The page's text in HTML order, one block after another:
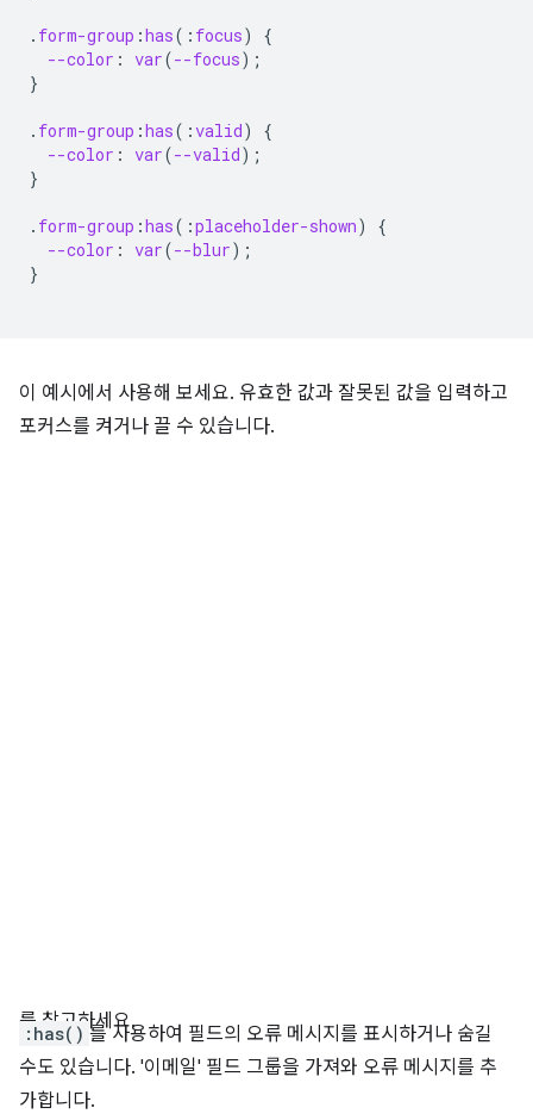
. form-group :has( : focus)
{
--color : var(--focus);
}
. form-group :has( :valid)
{
--color : var(--valid);
}
. form-group :has( :placeholder-shown)
{
--color : var(--blur);
}
이 예시에서 사용해 보세요. 유효한 값과 잘못된 값을 입력하고
포커스를 켜거나 끌 수 있습니다.
를 참고하세요.
:has() 를 사용하여 필드의 오류 메시지를 표시하거나 숨길
수도 있습니다. '이메일' 필드 그룹을 가져와 오류 메시지를 추
가합니다.